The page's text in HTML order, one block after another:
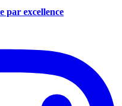
par excellence